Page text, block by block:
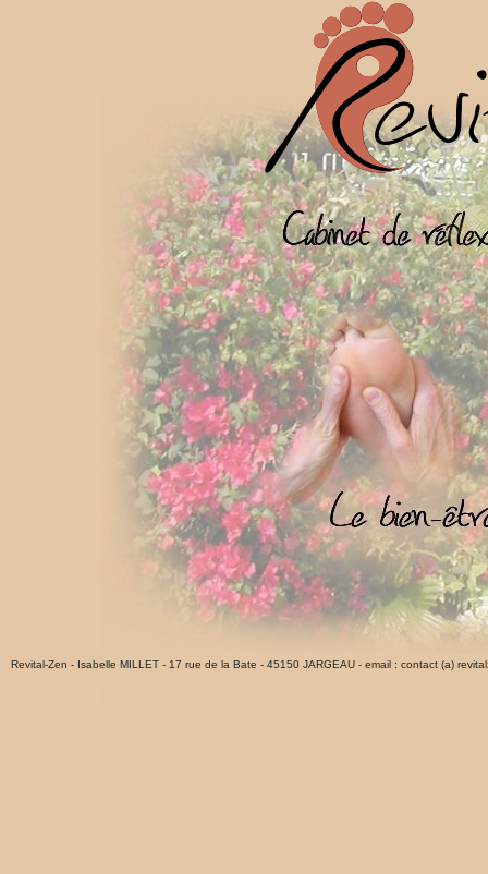
Revital-Zen - Isabelle MILLET - 17 rue de la Bate - 45150 JARGEAU - email : contact (a)